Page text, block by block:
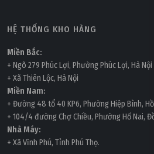
HỆ THỐNG KHO HÀNG
Miền Bắc:
+ Ngõ 279 Phúc Lợi, Phường Phúc Lợi, Hà Nội
+ Xã Thiên Lộc, Hà Nội
Miền Nam:
+ Đường 48 tổ 40 KP6, Phường Hiệp Bình,
+ 104/4 đường Chợ Chiều, Phường Hố Nai,
Nhà Máy:
+ Xã Vĩnh Phú, Tỉnh Phú Thọ.